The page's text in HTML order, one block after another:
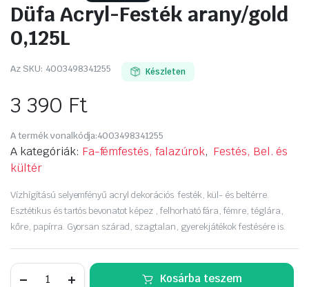
Düfa Acryl-Festék arany/gold
0,125L
Az SKU: 4003498341255 Készleten
3 390 Ft
A termék vonalkódja:4003498341255
A kategóriák: Fa-fémfestés, falazúrok, Festés, Bel. és
kültér
Vízhígítású selyemfényű acryl dekorációs festék, kül- és beltérre.
Esztétikus és tartós bevonatot képez , felhorható fára, fémre, téglára,
kőre, papírra. Gyorsan szárad, szagtalan, gyerekjátékok festésére is.
Acryl-
Kosárba teszem